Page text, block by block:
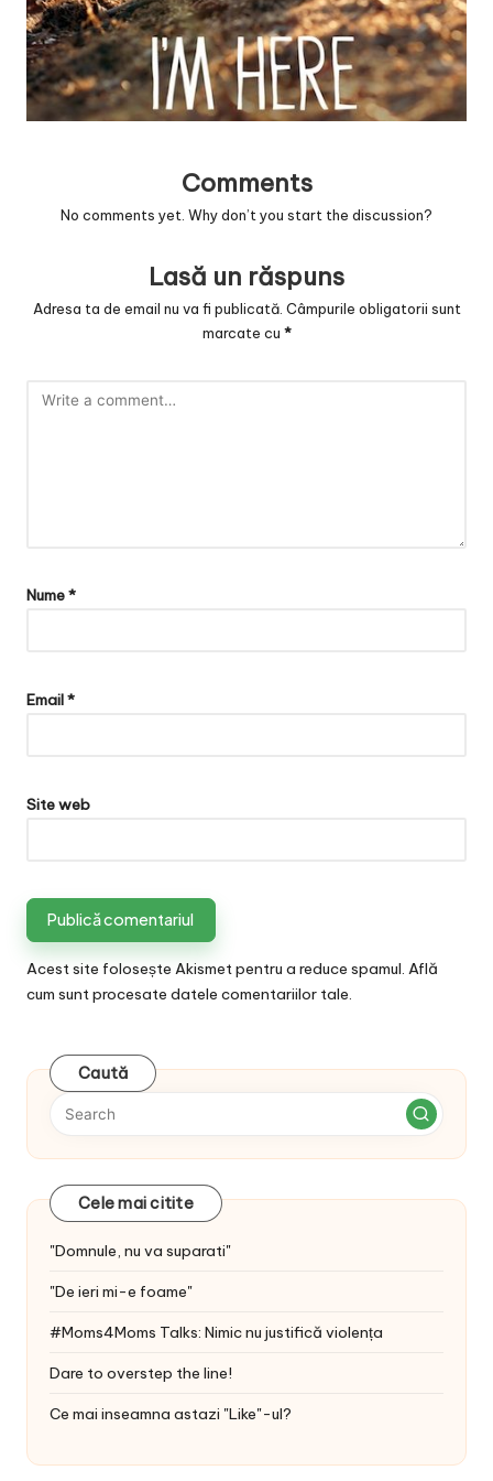
v
a
c
O
Comments
No comments yet. Why don’t you start the discussion?
Lasă un răspuns
Adresa ta de email nu va fi publicată. Câmpurile obligatorii sunt
marcate cu *
Nume*
Email*
Site web
Acest site folosește Akismet pentru a reduce spamul. Află
cum sunt procesate datele comentariilor tale.
Caută
Cele mai citite
"Domnule, nu va suparati"
"De ieri mi-e foame"
#Moms4Moms Talks: Nimic nu justifică violența
Dare to overstep the line!
Ce mai inseamna astazi "Like"-ul?